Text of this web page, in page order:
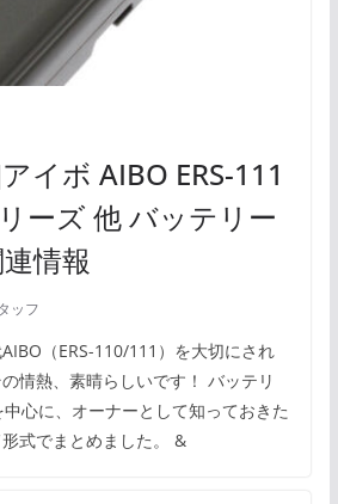
イボ AIBO ERS-111
ーズ 他 バッテリー
情報
ッフ
（ERS-110/111）を大切にされ
情熱、素晴らしいです！ バッテリ
心に、オーナーとして知っておきた
式でまとめました。 &